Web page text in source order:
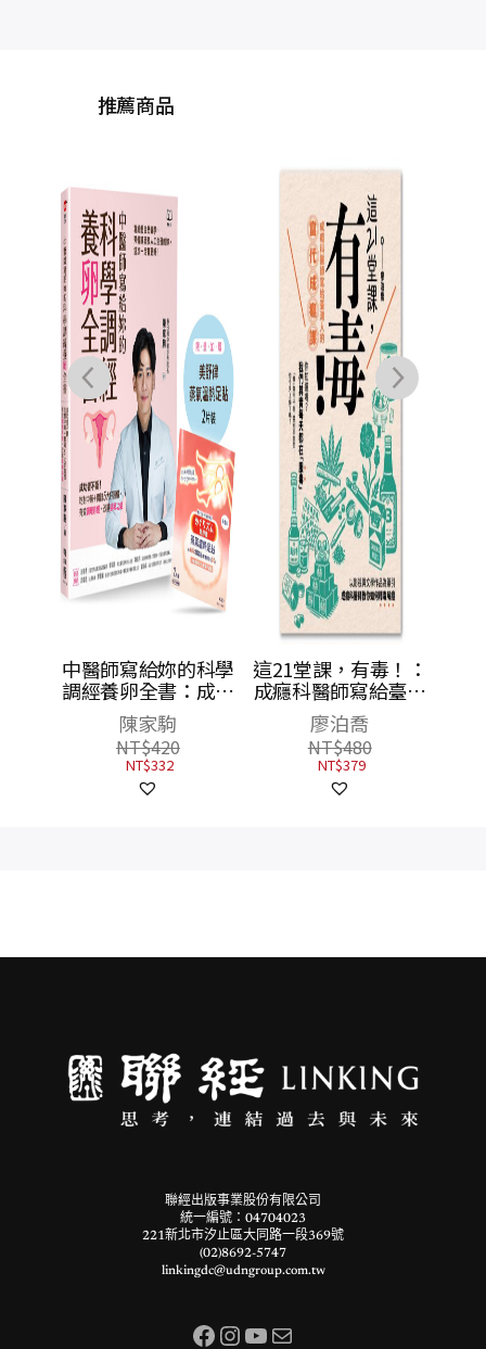
推薦商品
中醫師寫給妳的科學
調經養卵全書：成功
者不斷！吃對中藥＋
實踐5大好習慣，有
效調理月經、改善排
卵功能〔限量足貼
版〕
陳家駒
NT$420
NT$332
這21堂課，有毒！：
成癮科醫師寫給臺灣
人的當代成癮課
廖泊喬
NT$480
NT$379
聯經出版事業股份有限公司
統一編號：04704023
221新北市汐止區大同路一段369號
(02)8692-5747
linkingdc@udngroup.com.tw
Facebook InstagramYouTube 電子郵件